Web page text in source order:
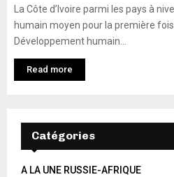
La Côte d’Ivoire parmi les pays à
humain moyen pour la première
Développement humain...
Read more
Catégories
A LA UNE RUSSIE-AFRIQUE